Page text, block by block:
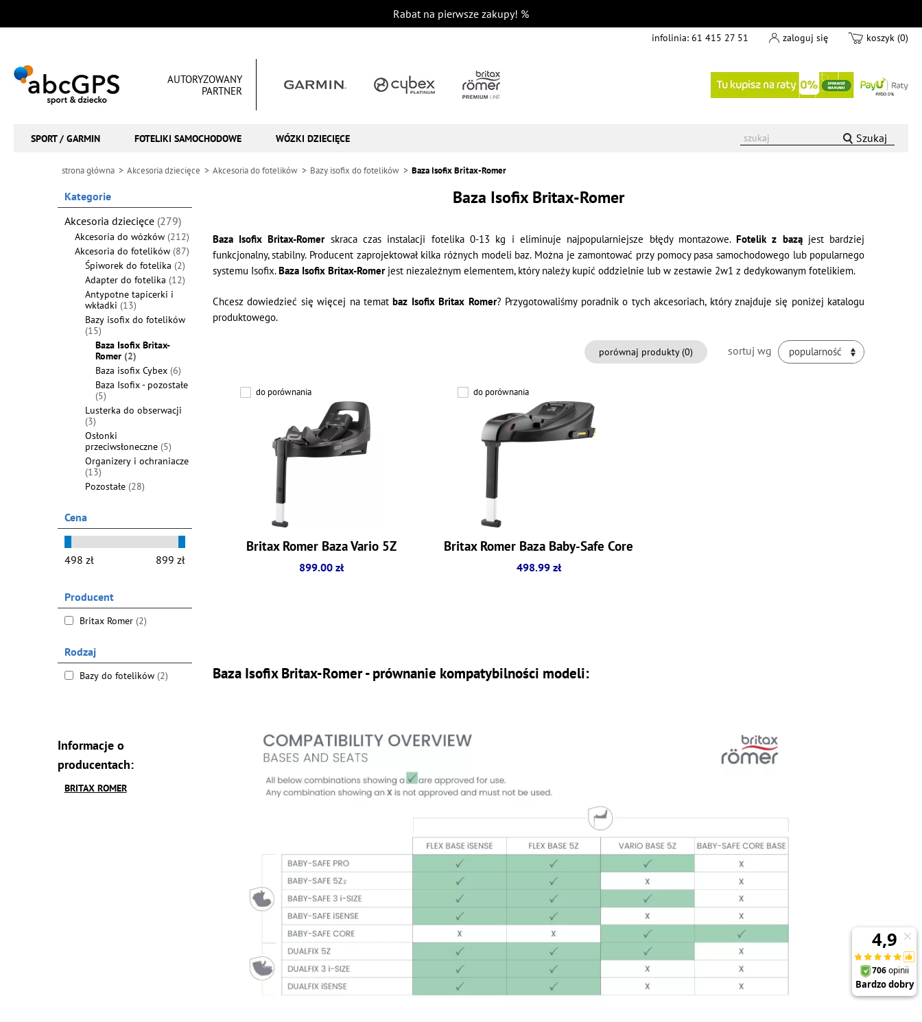
Rabat na pierwsze zakupy! %
infolinia: 61 415 27 51 zaloguj się koszyk (0)
AUTORYZOWANY
PARTNER
SPORT / GARMIN FOTELIKI SAMOCHODOWE WÓZKI DZIECIĘCE Szukaj
strona główna Akcesoria dziecięce Akcesoria do fotelików Bazy isofix do fotelików Baza Isofix Britax-Romer
Kategorie
Akcesoria dziecięce (279)
Akcesoria do wózków (212)
Akcesoria do fotelików (87)
Śpiworek do fotelika (2)
Adapter do fotelika (12)
Antypotne tapicerki i
wkładki (13)
Bazy isofix do fotelików
(15)
Baza Isofix Britax-
Romer (2)
Baza isofix Cybex (6)
Baza Isofix - pozostałe
(5)
Lusterka do obserwacji
(3)
Osłonki
przeciwsłoneczne (5)
Organizery i ochraniacze
(13)
Pozostałe (28)
Cena
Producent
Britax Romer (2)
Rodzaj
Bazy do fotelików (2)
Informacje o
producentach:
BRITAX ROMER
Baza Isofix Britax-Romer
Baza Isofix Britax-Romerskraca czas instalacji fotelika 0-13 kg i eliminuje najpopularniejsze błędy montażowe.Fotelik z baząjest bardziej
funkcjonalny, stabilny. Producent zaprojektował kilka różnych modeli baz. Można je zamontować przy pomocy pasa samochodowego lub popularnego
systemu Isofix.Baza Isofix Britax-Romerjest niezależnym elementem, który należy kupić oddzielnie lub w zestawie 2w1 z dedykowanym fotelikiem.
Chcesz dowiedzieć się więcej na tematbaz Isofix Britax Romer? Przygotowaliśmy poradnik o tych akcesoriach, który znajduje się poniżej katalogu
produktowego.
sortuj wg popularność
porównaj produkty (0)
do porównania
Britax Romer Baza Vario 5Z
899.00 zł
do porównania
Britax Romer Baza Baby-Safe Core
498.99 zł
Baza Isofix Britax-Romer- prównanie kompatybilności modeli: